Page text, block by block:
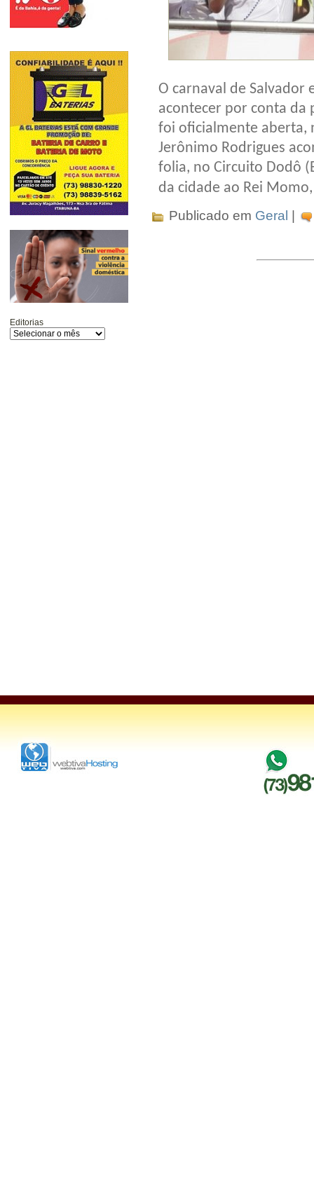
Editorias
O carnaval de Salvador
acontecer por conta da
foi oficialmente aberta,
Jerônimo Rodrigues
folia, no Circuito Dodô
da cidade ao Rei
Publicado em Geral